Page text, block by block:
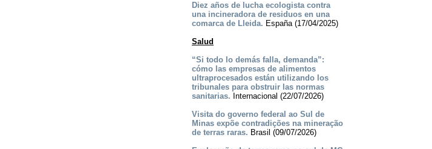
Diez años de lucha ecologista contra
una incineradora de residuos en una
comarca de Lleida. España (17/04/2025)
Salud
“Si todo lo demás falla, demanda”:
cómo las empresas de alimentos
ultraprocesados están utilizando los
tribunales para obstruir las normas
sanitarias. Internacional (22/07/2026)
Visita do governo federal ao Sul de
Minas expõe contradições na mineração
de terras raras. Brasil (09/07/2026)